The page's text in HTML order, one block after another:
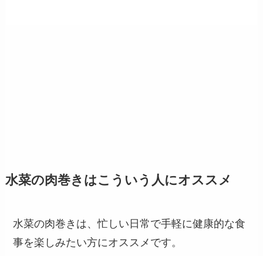
水菜の肉巻きはこういう人にオススメ
水菜の肉巻きは、忙しい日常で手軽に健康的な食
事を楽しみたい方にオススメです。